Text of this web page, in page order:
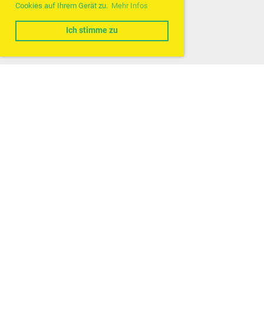
Cookies auf Ihrem Gerät zu. Mehr Infos
Ich stimme zu